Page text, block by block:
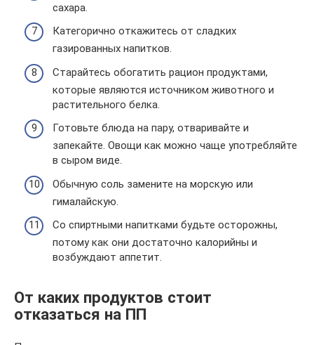
сахара.
Категорично откажитесь от сладких
газированных напитков.
Старайтесь обогатить рацион продуктами,
которые являются источником животного и
растительного белка.
Готовьте блюда на пару, отваривайте и
запекайте. Овощи как можно чаще употребляйте
в сыром виде.
Обычную соль замените на морскую или
гималайскую.
Со спиртными напитками будьте осторожны,
потому как они достаточно калорийны и
возбуждают аппетит.
От каких продуктов стоит
отказаться на ПП